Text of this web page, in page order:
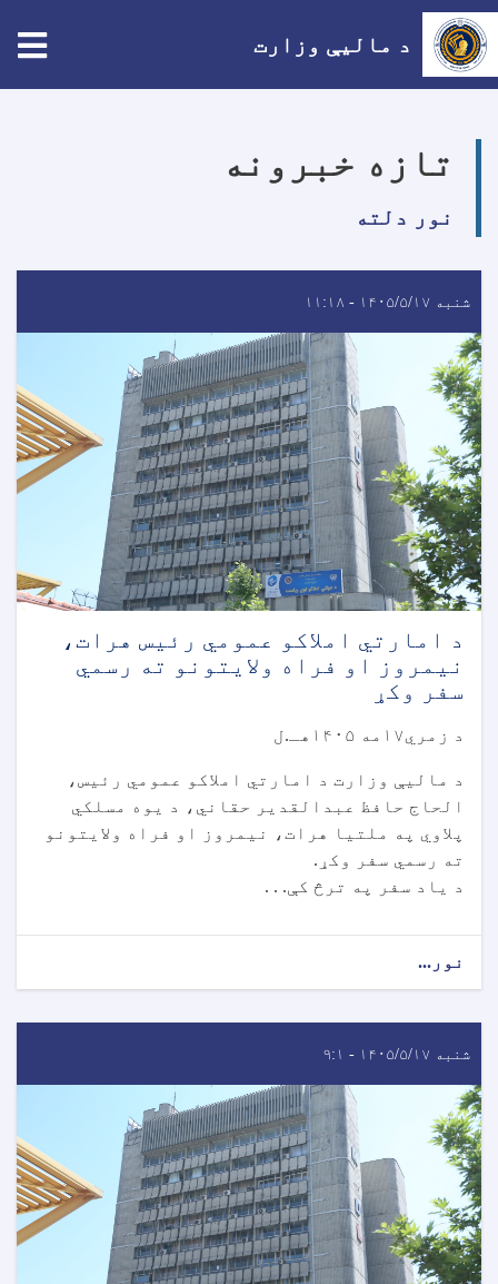
د مالیې وزارت
تازه خبرونه
نور دلته
شنبه ۱۴۰۵/۵/۱۷ - ۱۱:۱۸
د امارتي املاکو عمومي رئیس هرات،
نیمروز او فراه ولایتونو ته رسمي
سفر وکړ
د زمري۱۷مه ۱۴۰۵هـ.ل
د مالیې وزارت د امارتي املاکو عمومي رئیس،
الحاج حافظ عبدالقدیر حقاني، د یوه مسلکي
پلاوي په ملتیا هرات، نیمروز او فراه ولایتونو
ته رسمي سفر وکړ.
د یاد سفر په ترڅ کې. . .
نور...
شنبه ۱۴۰۵/۵/۱۷ - ۹:۱